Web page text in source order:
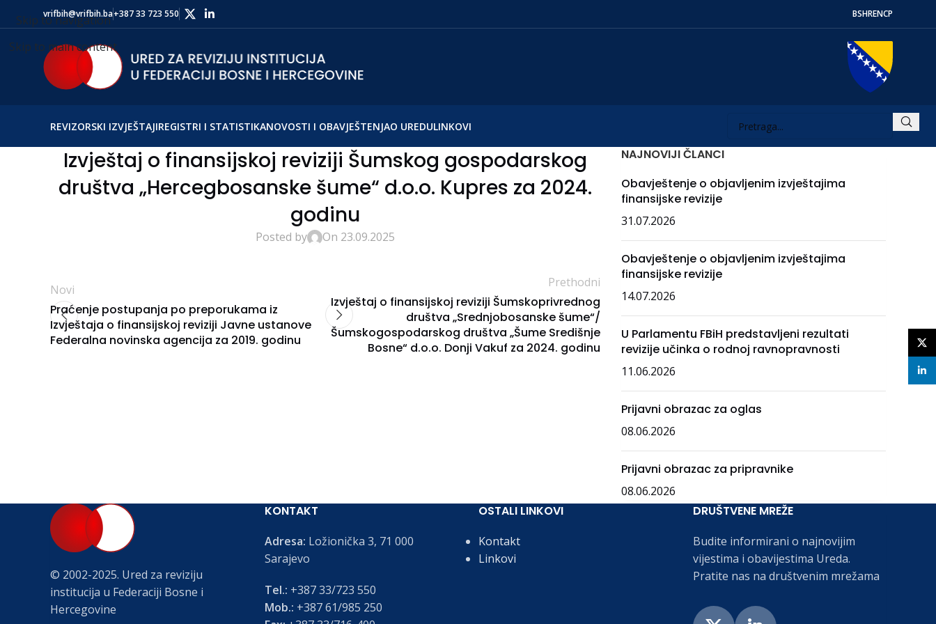
Skip to navigation
Skip to main content
vrifbih@vrifbih.ba+387 33 723 550 BSHRENСР
REVIZORSKI IZVJEŠTAJIREGISTRI I STATISTIKANOVOSTI I OBAVJEŠTENJAO UREDULINKOVI
Izvještaj o finansijskoj reviziji Šumskog gospodarskog
društva „Hercegbosanske šume“ d.o.o. Kupres za 2024.
godinu
Posted by On 23.09.2025
Novi
Praćenje postupanja po preporukama iz
Izvještaja o finansijskoj reviziji Javne ustanove
Federalna novinska agencija za 2019. godinu
Prethodni
Izvještaj o finansijskoj reviziji Šumskoprivrednog
društva „Srednjobosanske šume“/
Šumskogospodarskog društva „Šume Središnje
Bosne“ d.o.o. Donji Vakuf za 2024. godinu
NAJNOVIJI ČLANCI
Obavještenje o objavljenim izvještajima
finansijske revizije
31.07.2026
Obavještenje o objavljenim izvještajima
finansijske revizije
14.07.2026
U Parlamentu FBiH predstavljeni rezultati
revizije učinka o rodnoj ravnopravnosti
11.06.2026
Prijavni obrazac za oglas
08.06.2026
Prijavni obrazac za pripravnike
08.06.2026
© 2002-2025. Ured za reviziju
institucija u Federaciji Bosne i
Hercegovine
KONTAKT
Adresa: Ložionička 3, 71 000
Sarajevo
Tel.: +387 33/723 550
Mob.: +387 61/985 250
OSTALI LINKOVI
Kontakt
Linkovi
DRUŠTVENE MREŽE
Budite informirani o najnovijim
vijestima i obavijestima Ureda.
Pratite nas na društvenim mrežama